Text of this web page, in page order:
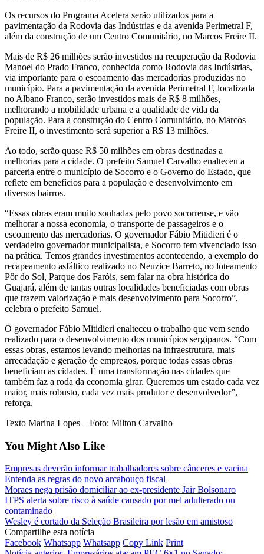
Os recursos do Programa Acelera serão utilizados para a
pavimentação da Rodovia das Indústrias e da avenida Perimetral F,
além da construção de um Centro Comunitário, no Marcos Freire II.
Mais de R$ 26 milhões serão investidos na recuperação da Rodovia
Manoel do Prado Franco, conhecida como Rodovia das Indústrias,
via importante para o escoamento das mercadorias produzidas no
município. Para a pavimentação da avenida Perimetral F, localizada
no Albano Franco, serão investidos mais de R$ 8 milhões,
melhorando a mobilidade urbana e a qualidade de vida da
população. Para a construção do Centro Comunitário, no Marcos
Freire II, o investimento será superior a R$ 13 milhões.
Ao todo, serão quase R$ 50 milhões em obras destinadas a
melhorias para a cidade. O prefeito Samuel Carvalho enalteceu a
parceria entre o município de Socorro e o Governo do Estado, que
reflete em benefícios para a população e desenvolvimento em
diversos bairros.
“Essas obras eram muito sonhadas pelo povo socorrense, e vão
melhorar a nossa economia, o transporte de passageiros e o
escoamento das mercadorias. O governador Fábio Mitidieri é o
verdadeiro governador municipalista, e Socorro tem vivenciado isso
na prática. Temos grandes investimentos acontecendo, a exemplo do
recapeamento asfáltico realizado no Neuzice Barreto, no loteamento
Pôr do Sol, Parque dos Faróis, sem falar na obra histórica do
Guajará, além de tantas outras localidades beneficiadas com obras
que trazem valorização e mais desenvolvimento para Socorro”,
celebra o prefeito Samuel.
O governador Fábio Mitidieri enalteceu o trabalho que vem sendo
realizado para o desenvolvimento dos municípios sergipanos. “Com
essas obras, estamos levando melhorias na infraestrutura, mais
arrecadação e geração de empregos, porque todas essas obras
beneficiam as cidades. É uma transformação nas cidades que
também faz a roda da economia girar. Queremos um estado cada vez
maior, mais robusto, cada vez mais produtor e desenvolvedor”,
reforça.
Texto Marina Lopes – Foto: Milton Carvalho
You Might Also Like
Empresas deverão informar trabalhadores sobre cânceres e vacina
Entenda as regras do novo arcabouço fiscal
Moraes nega prisão domiciliar ao ex-presidente Jair Bolsonaro
ITPS alerta sobre risco à saúde causado por mel adulterado ou
contaminado
Wesley é cortado da Seleção Brasileira por lesão em amistoso
Compartilhe esta notícia
Facebook Whatsapp Whatsapp Copy Link Print